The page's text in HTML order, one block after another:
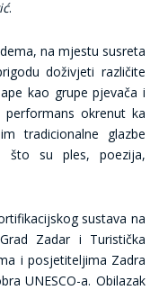
.
na mjestu susreta
doživjeti različite
kao grupe pjevača i
performans okrenut ka
tradicionalne glazbe
što su ples, poezija,
sustava na
Zadar i Turistička
i posjetiteljima Zadra
UNESCO-a. Obilazak